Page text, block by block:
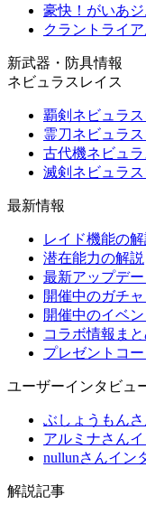
豪快！がいあジ
クラントライ
新武器・防具情報
ネビュラスレイス
覇剣ネビュラ
霊刀ネビュラ
古代機ネビュ
滅剣ネビュラ
最新情報
レイド機能の解
潜在能力の解説
最新アップデ
開催中のガチ
開催中のイベ
コラボ情報ま
プレゼントコ
ユーザーインタビュ
ぶしょうもん
アルミナさん
nullunさんイン
解説記事